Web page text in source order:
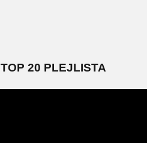
TOP 20 PLEJLISTA